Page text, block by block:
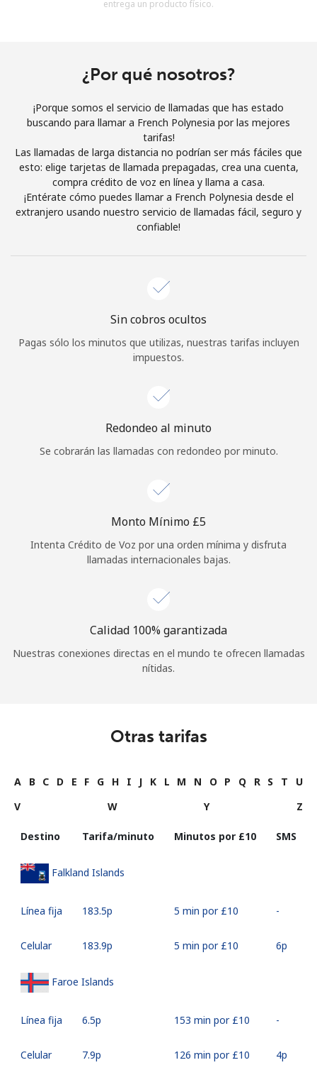
Al abrir una cuenta en este sitio web, estoy de acuerdo con
Únete
¡Hola!
Inicia sesión oREGÍSTRATE →
Iniciar Sesión
entrega un producto físico.
¿Por qué nosotros?
¡Porque somos el servicio de llamadas que has estado
buscando para llamar a French Polynesia por las mejores
tarifas!
Las llamadas de larga distancia no podrían ser más fáciles que
esto: elige tarjetas de llamada prepagadas, crea una cuenta,
compra crédito de voz en línea y llama a casa.
¡Entérate cómo puedes llamar a French Polynesia desde el
extranjero usando nuestro servicio de llamadas fácil, seguro y
confiable!
Sin cobros ocultos
Pagas sólo los minutos que utilizas, nuestras tarifas incluyen
impuestos.
Redondeo al minuto
Se cobrarán las llamadas con redondeo por minuto.
Monto Mínimo ⁦£5⁩
Intenta Crédito de Voz por una orden mínima y disfruta
llamadas internacionales bajas.
Calidad 100% garantizada
Nuestras conexiones directas en el mundo te ofrecen llamadas
nítidas.
Otras tarifas
A B C D E F G H I J K L M N O P Q R S T
U
V
W Y Z
Destino Tarifa/minuto Minutos por ⁦£10⁩ SMS
Falkland Islands
Línea fija ⁦183.5p⁩ 5 min por ⁦£10⁩ -
Celular ⁦183.9p⁩ 5 min por ⁦£10⁩ ⁦6p⁩
Faroe Islands
Línea fija ⁦6.5p⁩ 153 min por ⁦£10⁩ -
Celular ⁦7.9p⁩ 126 min por ⁦£10⁩ ⁦4p⁩